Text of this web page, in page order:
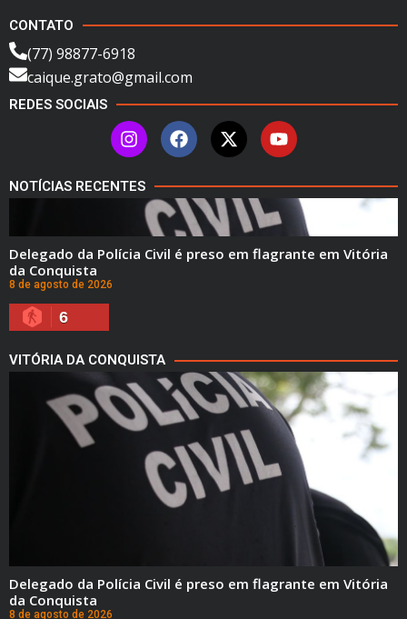
CONTATO
(77) 98877-6918
caique.grato@gmail.com
REDES SOCIAIS
NOTÍCIAS RECENTES
Delegado da Polícia Civil é preso em flagrante em Vitória
da Conquista
8 de agosto de 2026
6
VITÓRIA DA CONQUISTA
Delegado da Polícia Civil é preso em flagrante em Vitória
da Conquista
8 de agosto de 2026